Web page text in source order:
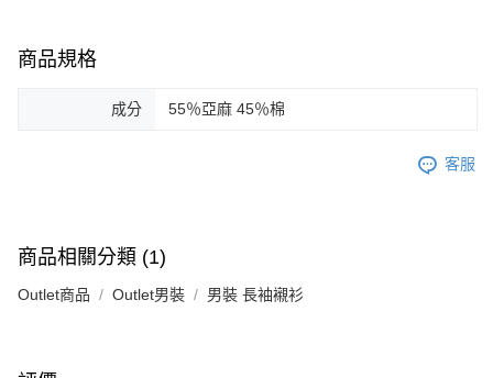
商品規格
成分 55％亞麻 45％棉
客服
商品相關分類 (1)
Outlet商品 Outlet男裝 男裝 長袖襯衫